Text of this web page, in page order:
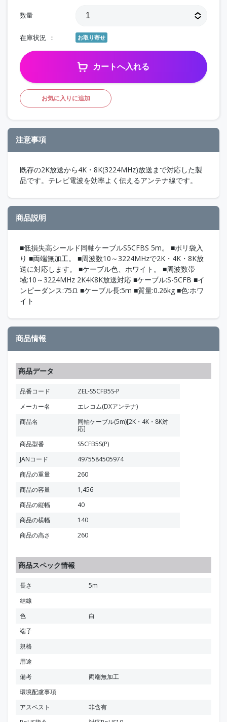
数量
在庫状況 お取り寄せ
カートへ入れる
お気に入りに追加
注意事項
既存の2K放送から4K・8K(3224MHz)放送まで対応した製
品です。テレビ電波を効率よく伝えるアンテナ線です。
商品説明
■低損失高シールド同軸ケーブルS5CFBS 5m。 ■ポリ袋入
り ■両端無加工。 ■周波数10～3224MHzで2K・4K・8K放
送に対応します。 ■ケーブル色、ホワイト。 ■周波数帯
域:10～3224MHz 2K4K8K放送対応 ■ケーブル:S-5CFB ■イ
ンピーダンス:75Ω ■ケーブル長:5m ■質量:0.26kg ■色:ホワ
イト
商品情報
商品データ
品番コード
ZEL-S5CFB5S-P
メーカー名
エレコム(DXアンテナ)
商品名
同軸ケーブル(5m)[2K・4K・8K対
応]
商品型番
S5CFB5S(P)
JANコード
4975584505974
商品の重量
260
商品の容量
1,456
商品の縦幅
40
商品の横幅
140
商品の高さ
260
商品スペック情報
長さ
5m
結線
色
白
端子
規格
用途
備考
両端無加工
環境配慮事項
アスベスト
非含有